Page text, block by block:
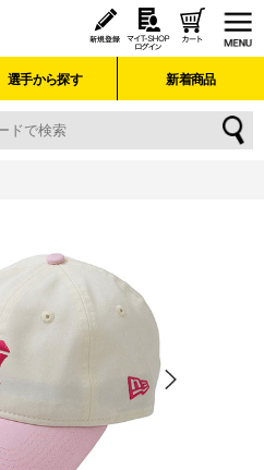
選手から探す 新着商品